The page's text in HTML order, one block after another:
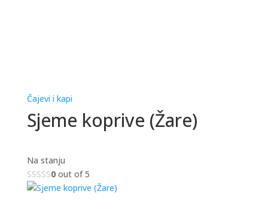
Čajevi i kapi
Sjeme koprive (Žare)
Na stanju
0out of 5